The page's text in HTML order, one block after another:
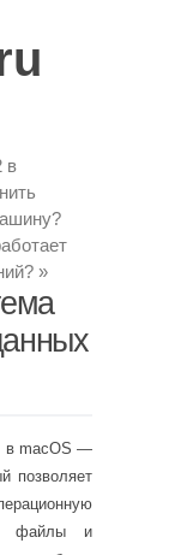
в
»
в macOS —
позволяет
файлы и